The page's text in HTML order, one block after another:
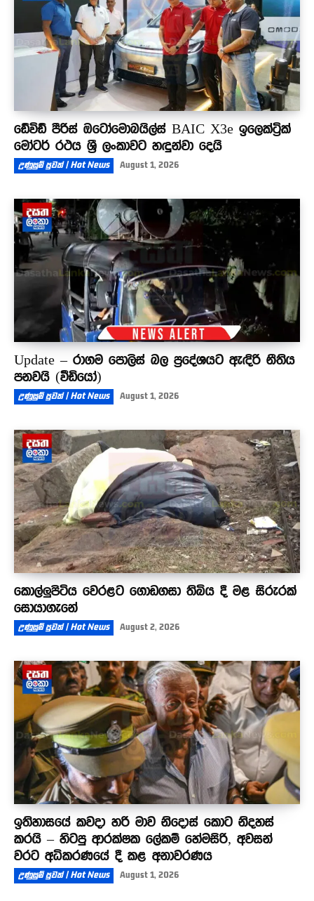
ඩේවිඩ් පීරිස් ඔටෝමොබයිල්ස් BAIC X3e ඉලෙක්ට්‍රික්
මෝටර් රථය ශ්‍රී ලංකාවට හඳුන්වා දෙයි
උණුසුම් පුවත් | Hot News August 1, 2026
Update – රාගම පොලිස් බල ප්‍රදේශයට ඇඳිරි නීතිය
පනවයි (වීඩියෝ)
උණුසුම් පුවත් | Hot News August 1, 2026
කොල්ලුපිටිය වෙරළට ගොඩගසා තිබිය දී මළ සිරුරක්
සොයාගැනේ
උණුසුම් පුවත් | Hot News August 2, 2026
ඉතිහාසයේ කවදා හරි මාව නිදොස් කොට නිදහස්
කරයි – හිටපු ආරක්ෂක ලේකම් හේමසිරි, අවසන්
වරට අධිකරණයේ දී කළ අනාවරණය
උණුසුම් පුවත් | Hot News August 1, 2026